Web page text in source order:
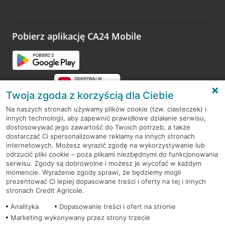
opinie.
Pobierz aplikację CA24 Mobile
RODO
Regulamin serwisu
Mapa serwisu
PolitykaCookies
Twoja zgoda z korzyścią dla Ciebie
Na naszych stronach używamy plików cookie (tzw. ciasteczek) i
innych technologii, aby zapewnić prawidłowe działanie serwisu,
dostosowywać jego zawartość do Twoich potrzeb, a także
dostarczać Ci spersonalizowane reklamy na innych stronach
internetowych. Możesz wyrazić zgodę na wykorzystywanie lub
odrzucić pliki cookie – poza plikami niezbędnymi do funkcjonowania
serwisu. Zgody są dobrowolne i możesz je wycofać w każdym
momencie. Wyrażenie zgody sprawi, że będziemy mogli
prezentować Ci lepiej dopasowane treści i oferty na tej i innych
stronach Credit Agricole.
Analityka
Dopasowanie treści i ofert na stronie
Marketing wykonywany przez strony trzecie